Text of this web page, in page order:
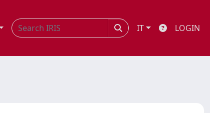
IT LOGIN